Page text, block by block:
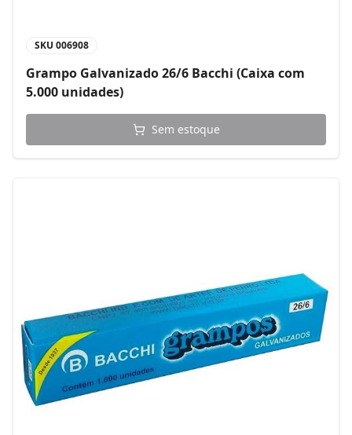
SKU 006908
Grampo Galvanizado 26/6 Bacchi (Caixa com
5.000 unidades)
Sem estoque